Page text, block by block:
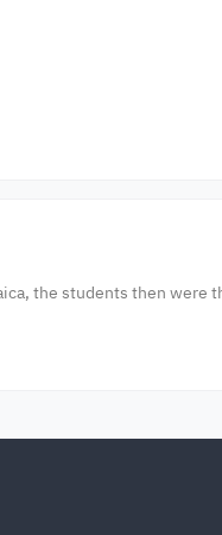
the students then were